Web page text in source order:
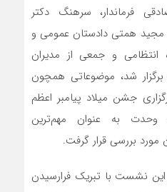
فرماندار، سرهنگ دکتر
مجید همتی دادستان عمومی و
انتظامی و جمعی از مدیران
شد، موضوعاتی همچون
جشن میلاد پیامبر اعظم
به عنوان مهم‌ترین
بررسی قرار گرفت.
این نشست با تبریک فرارسیدن